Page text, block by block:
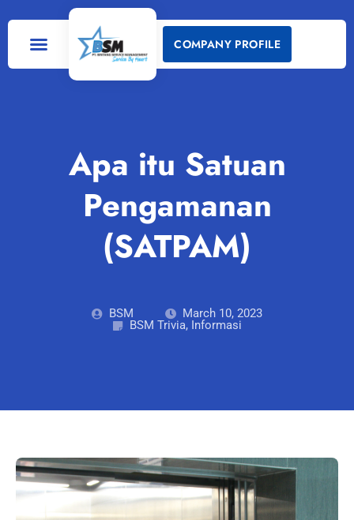
COMPANY PROFILE
Apa itu Satuan
Pengamanan
(SATPAM)
BSM
March 10, 2023
BSM Trivia, Informasi